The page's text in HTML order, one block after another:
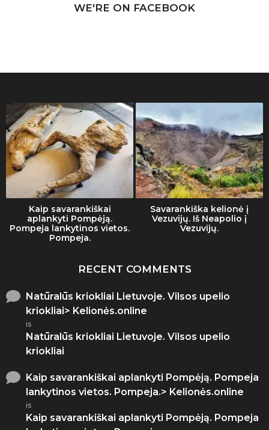
WE'RE ON FACEBOOK
Kaip savarankiškai
aplankyti Pompėją.
Pompeja lankytinos vietos.
Pompeja.
Savarankiška kelionė į
Vezuvijų. Iš Neapolio į
Vezuvijų.
RECENT COMMENTS
Natūralūs kriokliai Lietuvoje. Vilsos upelio
kriokliai> Kelionės.online
is
Natūralūs kriokliai Lietuvoje. Vilsos upelio
kriokliai
Kaip savarankiškai aplankyti Pompėją. Pompeja
lankytinos vietos. Pompeja.> Kelionės.online
is
Kaip savarankiškai aplankyti Pompėją. Pompeja